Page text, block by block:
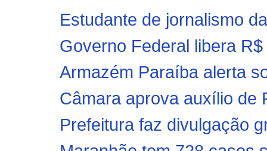
Estudante de jornalismo
Governo Federal libera
Armazém Paraíba alerta
Câmara aprova auxílio de
Prefeitura faz divulgação